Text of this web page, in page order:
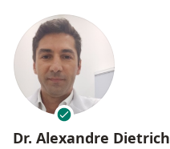
Dr. Alexandre Dietrich